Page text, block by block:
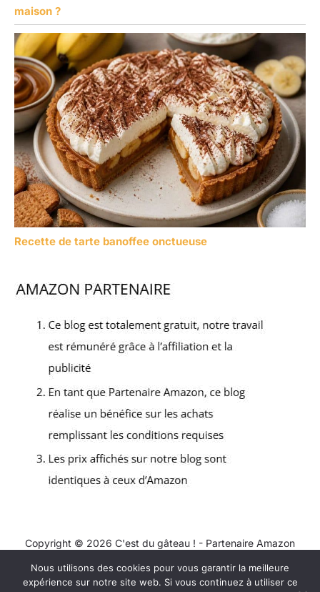
maison ?
Recette de tarte banoffee onctueuse
Copyright © 2026 C'est du gâteau ! - Partenaire Amazon
Contact
Mentions légales
Nous utilisons des cookies pour vous garantir la meilleure
expérience sur notre site web. Si vous continuez à utiliser ce